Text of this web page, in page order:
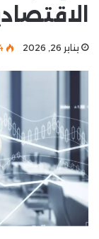
يناير 26, 2026